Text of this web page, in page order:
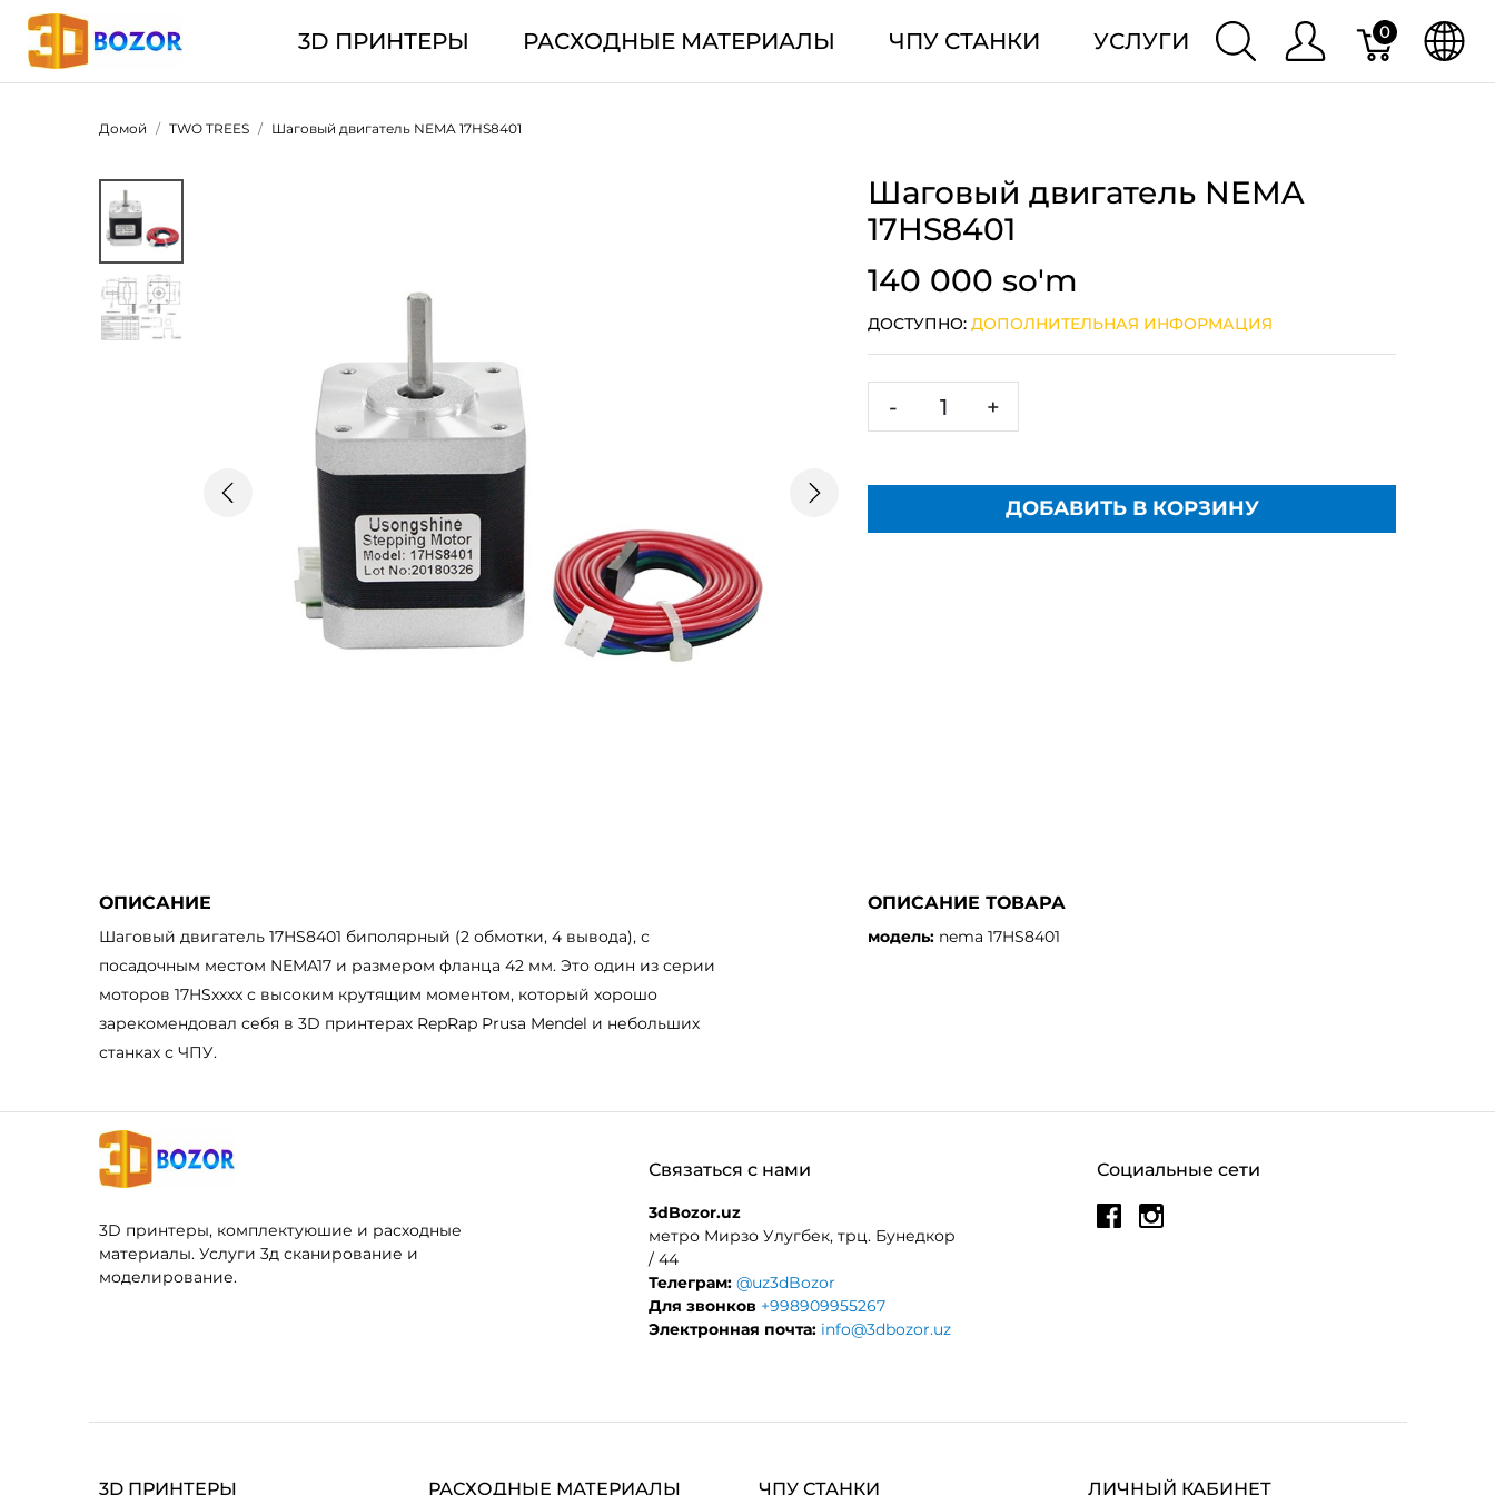
3D ПРИНТЕРЫ РАСХОДНЫЕ МАТЕРИАЛЫ ЧПУ СТАНКИ УСЛУГИ 0
Домой TWO TREES Шаговый двигатель NEMA 17HS8401
пред. след.
Шаговый двигатель NEMA
17HS8401
140 000 so'm
ДОСТУПНО:ДОПОЛНИТЕЛЬНАЯ ИНФОРМАЦИЯ
- +
ДОБАВИТЬ В КОРЗИНУ
ОПИСАНИЕ
Шаговый двигатель 17HS8401 биполярный (2 обмотки, 4 вывода), с
посадочным местом NEMA17 и размером фланца 42 мм. Это один из серии
моторов 17HSxxxx с высоким крутящим моментом, который хорошо
зарекомендовал себя в 3D принтерах RepRap Prusa Mendel и небольших
станках с ЧПУ.
ОПИСАНИЕ ТОВАРА
модель: nema 17HS8401
3D принтеры, комплектуюшие и расходные
материалы. Услуги 3д сканирование и
моделирование.
Социальные сети
Связаться с нами
3dBozor.uz
метро Мирзо Улугбек, трц. Бунедкор
/ 44
Телеграм: @uz3dBozor
Для звонков +998909955267
Электронная почта: info@3dbozor.uz
3D ПРИНТЕРЫ РАСХОДНЫЕ МАТЕРИАЛЫ ЧПУ СТАНКИ ЛИЧНЫЙ КАБИНЕТ